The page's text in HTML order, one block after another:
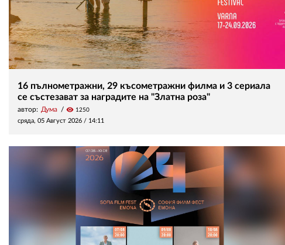
16 пълнометражни, 29 късометражни филма и 3 сериала
се състезават за наградите на "Златна роза"
автор: Дума visibility 1250
сряда, 05 Август 2026 / 14:11